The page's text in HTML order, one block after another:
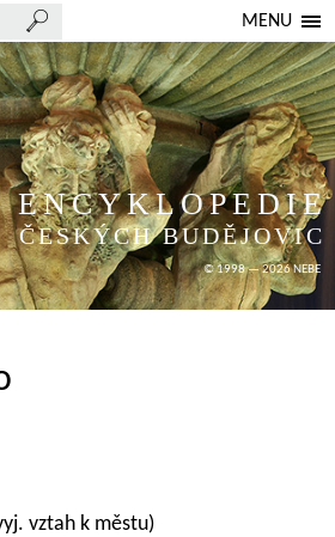
MENU
ENCYKLOPEDIE
ČESKÝCH BUDĚJOVIC
© 1998 — 2026 NEBE
vztah k městu)